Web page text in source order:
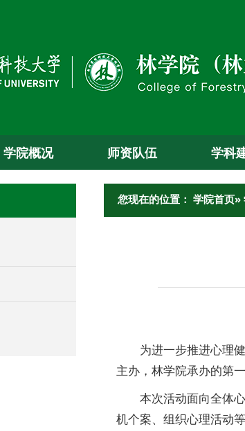
学院概况 师资队伍 学科
您现在的位置： 学院首页»
为进一步推进心理
主办，林学院承办的第
本次活动面向全体
机个案、组织心理活动